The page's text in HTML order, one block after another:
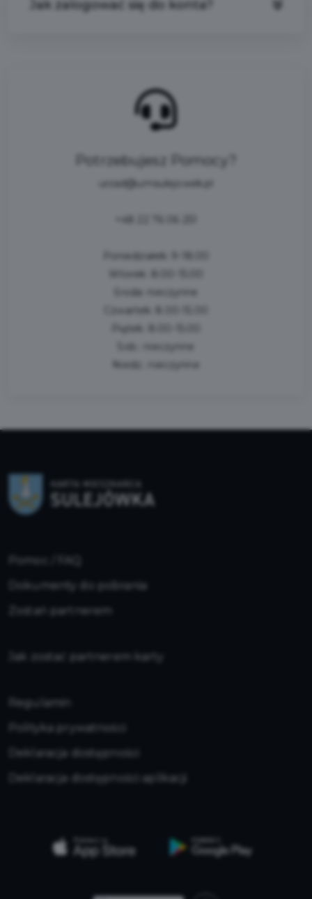
Jak zalogować się do konta?
Potrzebujesz Pomocy?
urzad@umsulejowek.pl
Poniedziałek: 9-18.00
Środa: nieczynne
Czwartek: 8.00-15.00
Piątek: 8.00-15.00
Sob.: nieczynne
Niedz.: nieczynne
Dokumenty do pobrania
Zostań partnerem
Jak zostać partnerem karty
Regulamin
Polityka prywatności
Deklaracja dostępności
Deklaracja dostępności aplikacji